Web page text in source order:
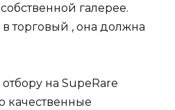
галерее.
торговый , она должна
на SupeRare
качественные